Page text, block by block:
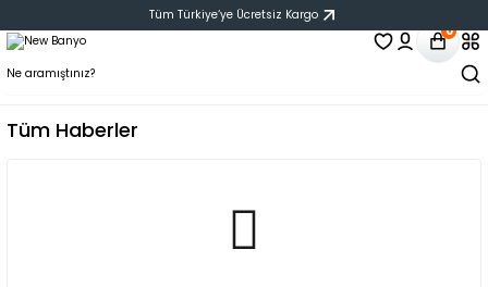
Tüm Türkiye‘ye Ücretsiz Kargo
0
Tüm Haberler